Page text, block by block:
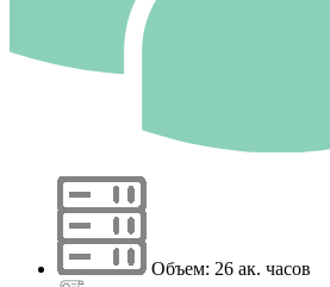
Объем: 26 ак. часов